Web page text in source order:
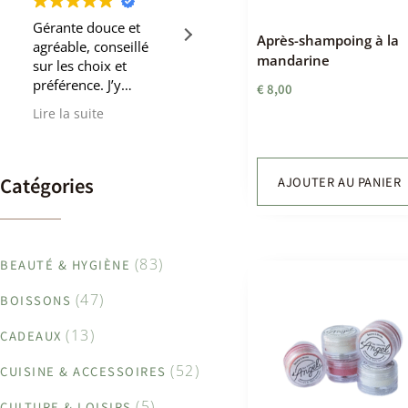
Gérante douce et
agréable, conseillé
sur les choix et
préférence. J’y
retournerais c’est une
certitude. Si vous
écologique et
gourmand vous
trouverez votre
vous dira merci
Lire la suite
sympa avec tout ce
qu’il faut pour le vrac
!! Pâtes , sucre ,
! Vendeuse à l’écoute
et super gentille
Catégories
BEAUTÉ & HYGIÈNE (83)
BOISSONS (47)
CADEAUX (13)
CUISINE & ACCESSOIRES (52)
Après-shampoing à la
mandarine
€ 8,00
AJOUTER AU PANIER